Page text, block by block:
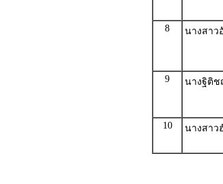
8 นางสาว
9 นางฐิติช
10 นางสาว